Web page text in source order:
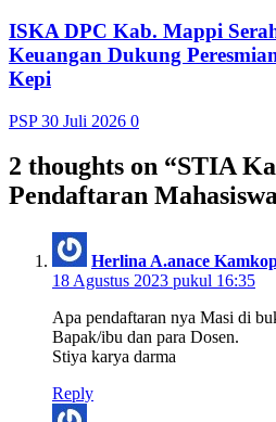
ISKA DPC Kab. Mappi
Keuangan Dukung
Kepi
PSP30 Juli 2026 0
2 thoughts on “STIA
Pendaftaran
Herlina A.anace
18 Agustus 2023 pukul 16:35
Apa pendaftaran nya Masi di
Bapak/ibu dan para Dosen.
Stiya karya darma
Reply